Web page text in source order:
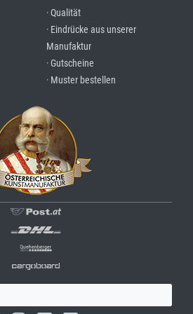
· Qualität
· Eindrücke aus unserer
Manufaktur
· Gutscheine
· Muster bestellen